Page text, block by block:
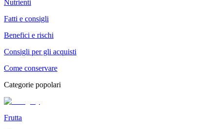
Nutrienti
Fatti e consigli
Benefici e rischi
Consigli per gli acquisti
Come conservare
Categorie popolari
Frutta